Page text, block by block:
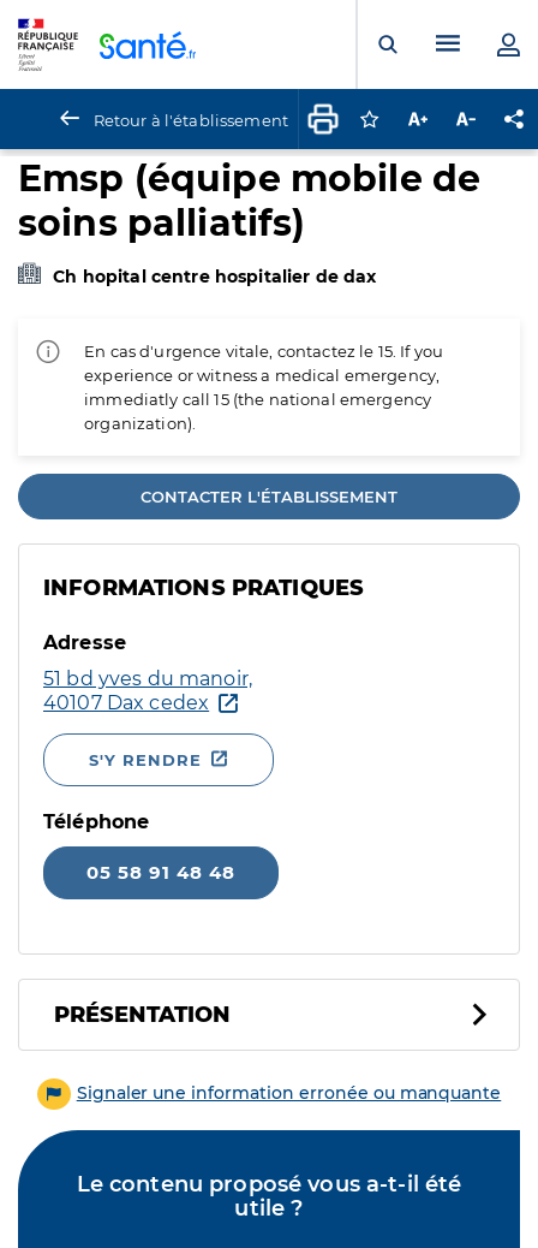
Ouvrir laMenu
Retour à l'établissement Connectez-vous
Augmenter la
Emsp (équipe mobile de
soins palliatifs)
Ch hopital centre hospitalier de dax
En cas d'urgence vitale, contactez le 15. If you
experience or witness a medical emergency,
immediatly call 15 (the national emergency
organization).
CONTACTER L'ÉTABLISSEMENT
INFORMATIONS PRATIQUES
Adresse
51 bd yves du manoir,
40107 Dax cedex
S'Y RENDRE
Téléphone
05 58 91 48 48
PRÉSENTATION
Signaler une information erronée ou manquante
Le contenu proposé vous a-t-il été
utile ?